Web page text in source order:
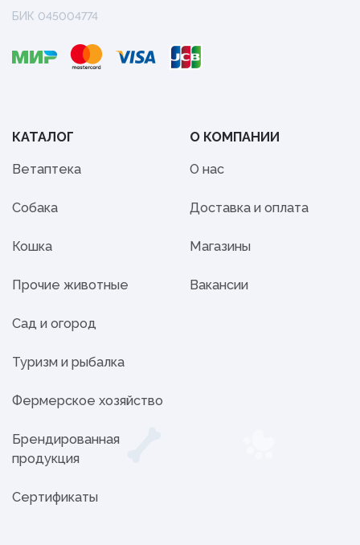
БИК 045004774
КАТАЛОГ
Ветаптека
Собака
Кошка
Прочие животные
Сад и огород
Туризм и рыбалка
Фермерское хозяйство
Брендированная
продукция
Сертификаты
О КОМПАНИИ
О нас
Доставка и оплата
Магазины
Вакансии